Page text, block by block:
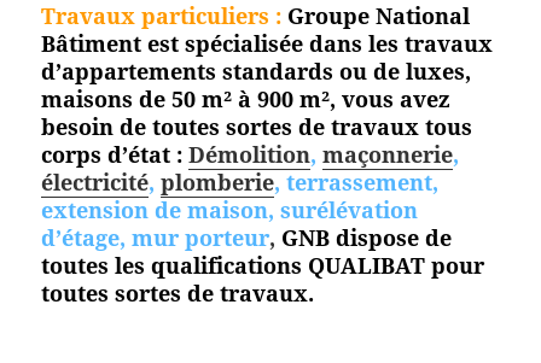
Travaux particuliers : Groupe National
Bâtiment est spécialisée dans les travaux
d’appartements standards ou de luxes,
maisons de 50 m² à 900 m², vous avez
besoin de toutes sortes de travaux tous
corps d’état : Démolition,maçonnerie,
électricité,plomberie, terrassement,
extension de maison, surélévation
d’étage, mur porteur, GNB dispose de
toutes les qualifications QUALIBAT pour
toutessortes de travaux.